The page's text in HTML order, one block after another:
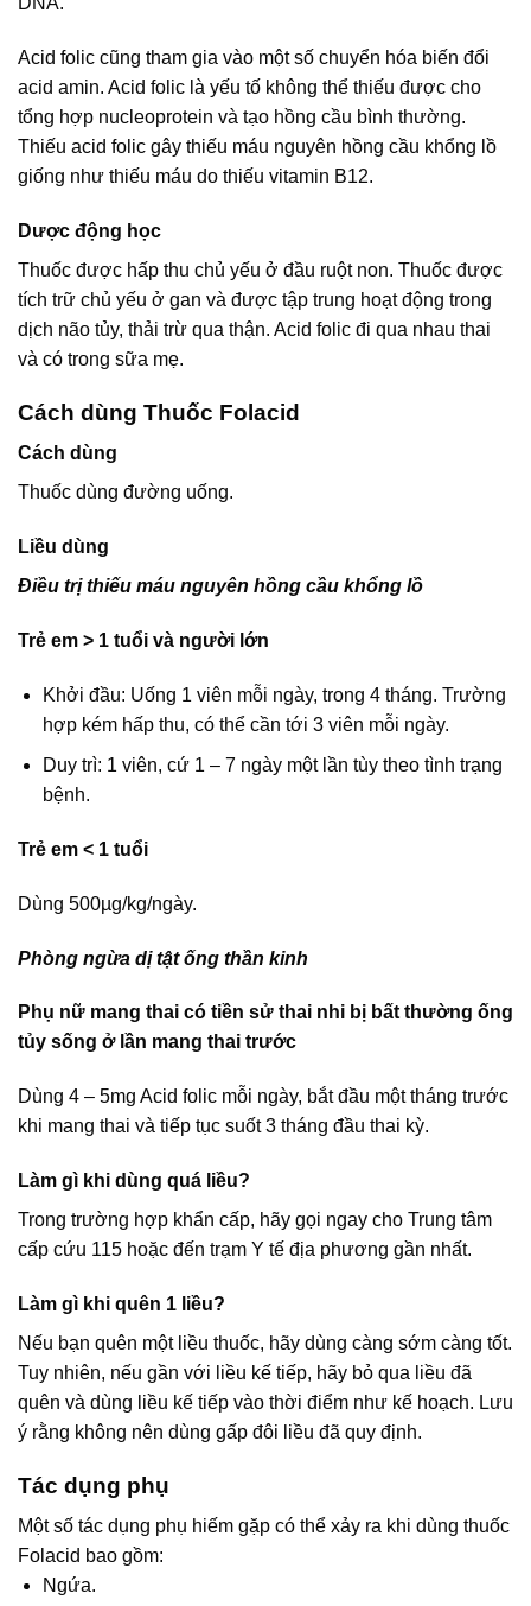
Acid folic cũng tham gia vào một số chuyển hóa biến đổi
acid amin. Acid folic là yếu tố không thể thiếu được cho
tổng hợp nucleoprotein và tạo hồng cầu bình thường.
Thiếu acid folic gây thiếu máu nguyên hồng cầu khổng lồ
giống như thiếu máu do thiếu vitamin B12.
Dược động học
Thuốc được hấp thu chủ yếu ở đầu ruột non. Thuốc được
tích trữ chủ yếu ở gan và được tập trung hoạt động trong
dịch não tủy, thải trừ qua thận. Acid folic đi qua nhau thai
và có trong sữa mẹ.
Cách dùng Thuốc Folacid
Cách dùng
Thuốc dùng đường uống.
Liều dùng
Điều trị thiếu máu nguyên hồng cầu khổng lồ
Trẻ em > 1 tuổi và người lớn
Khởi đầu: Uống 1 viên mỗi ngày, trong 4 tháng. Trường
hợp kém hấp thu, có thể cần tới 3 viên mỗi ngày.
Duy trì: 1 viên, cứ 1 – 7 ngày một lần tùy theo tình trạng
bệnh.
Trẻ em < 1 tuổi
Dùng 500µg/kg/ngày.
Phòng ngừa dị tật ống thần kinh
Phụ nữ mang thai có tiền sử thai nhi bị bất thường ống
tủy sống ở lần mang thai trước
Dùng 4 – 5mg Acid folic mỗi ngày, bắt đầu một tháng trước
khi mang thai và tiếp tục suốt 3 tháng đầu thai kỳ.
Làm gì khi dùng quá liều?
Trong trường hợp khẩn cấp, hãy gọi ngay cho Trung tâm
cấp cứu 115 hoặc đến trạm Y tế địa phương gần nhất.
Làm gì khi quên 1 liều?
Nếu bạn quên một liều thuốc, hãy dùng càng sớm càng tốt.
Tuy nhiên, nếu gần với liều kế tiếp, hãy bỏ qua liều đã
quên và dùng liều kế tiếp vào thời điểm như kế hoạch. Lưu
ý rằng không nên dùng gấp đôi liều đã quy định.
Tác dụng phụ
Một số tác dụng phụ hiếm gặp có thể xảy ra khi dùng thuốc
Folacid bao gồm:
Ngứa.